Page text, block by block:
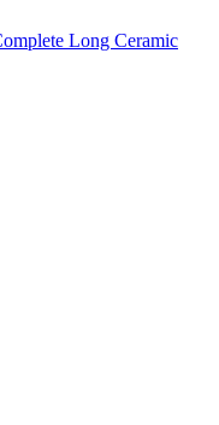
Long Ceramic